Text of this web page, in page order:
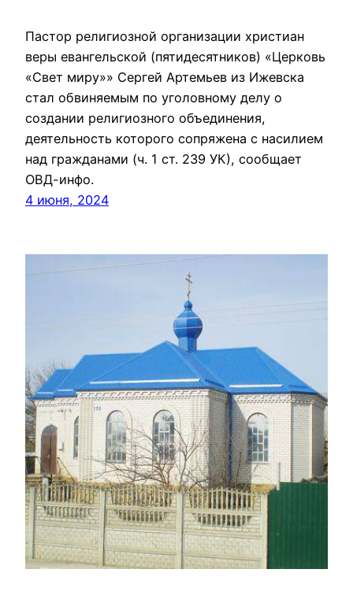
Пастор религиозной организации христиан
веры евангельской (пятидесятников) «Церковь
«Свет миру»» Сергей Артемьев из Ижевска
стал обвиняемым по уголовному делу о
создании религиозного объединения,
деятельность которого сопряжена с насилием
над гражданами (ч. 1 ст. 239 УК), сообщает
ОВД-инфо.
4 июня, 2024